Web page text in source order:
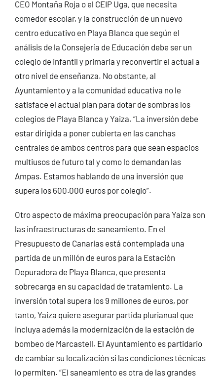
CEO Montaña Roja o el CEIP Uga, que necesita
comedor escolar, y la construcción de un nuevo
centro educativo en Playa Blanca que según el
análisis de la Consejería de Educación debe ser un
colegio de infantil y primaria y reconvertir el actual a
otro nivel de enseñanza. No obstante, al
Ayuntamiento y a la comunidad educativa no le
satisface el actual plan para dotar de sombras los
colegios de Playa Blanca y Yaiza. “La inversión debe
estar dirigida a poner cubierta en las canchas
centrales de ambos centros para que sean espacios
multiusos de futuro tal y como lo demandan las
Ampas. Estamos hablando de una inversión que
supera los 600.000 euros por colegio”.
Otro aspecto de máxima preocupación para Yaiza son
las infraestructuras de saneamiento. En el
Presupuesto de Canarias está contemplada una
partida de un millón de euros para la Estación
Depuradora de Playa Blanca, que presenta
sobrecarga en su capacidad de tratamiento. La
inversión total supera los 9 millones de euros, por
tanto, Yaiza quiere asegurar partida plurianual que
incluya además la modernización de la estación de
bombeo de Marcastell. El Ayuntamiento es partidario
de cambiar su localización si las condiciones técnicas
lo permiten. “El saneamiento es otra de las grandes